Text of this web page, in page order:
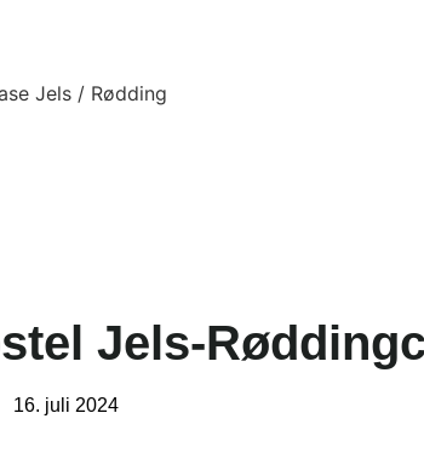
Jels-
16. juli 2024